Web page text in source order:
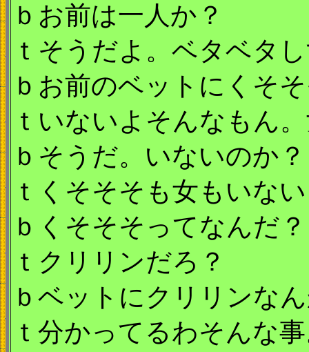
ｂお前は一人か？
ｔそうだよ。ベタベタ
ｂお前のベットにくそ
ｔいないよそんなもん
ｂそうだ。いないのか？
ｔくそそそも女もいな
ｂくそそそってなんだ？
ｔクリリンだろ？
ｂベットにクリリンな
ｔ分かってるわそんな